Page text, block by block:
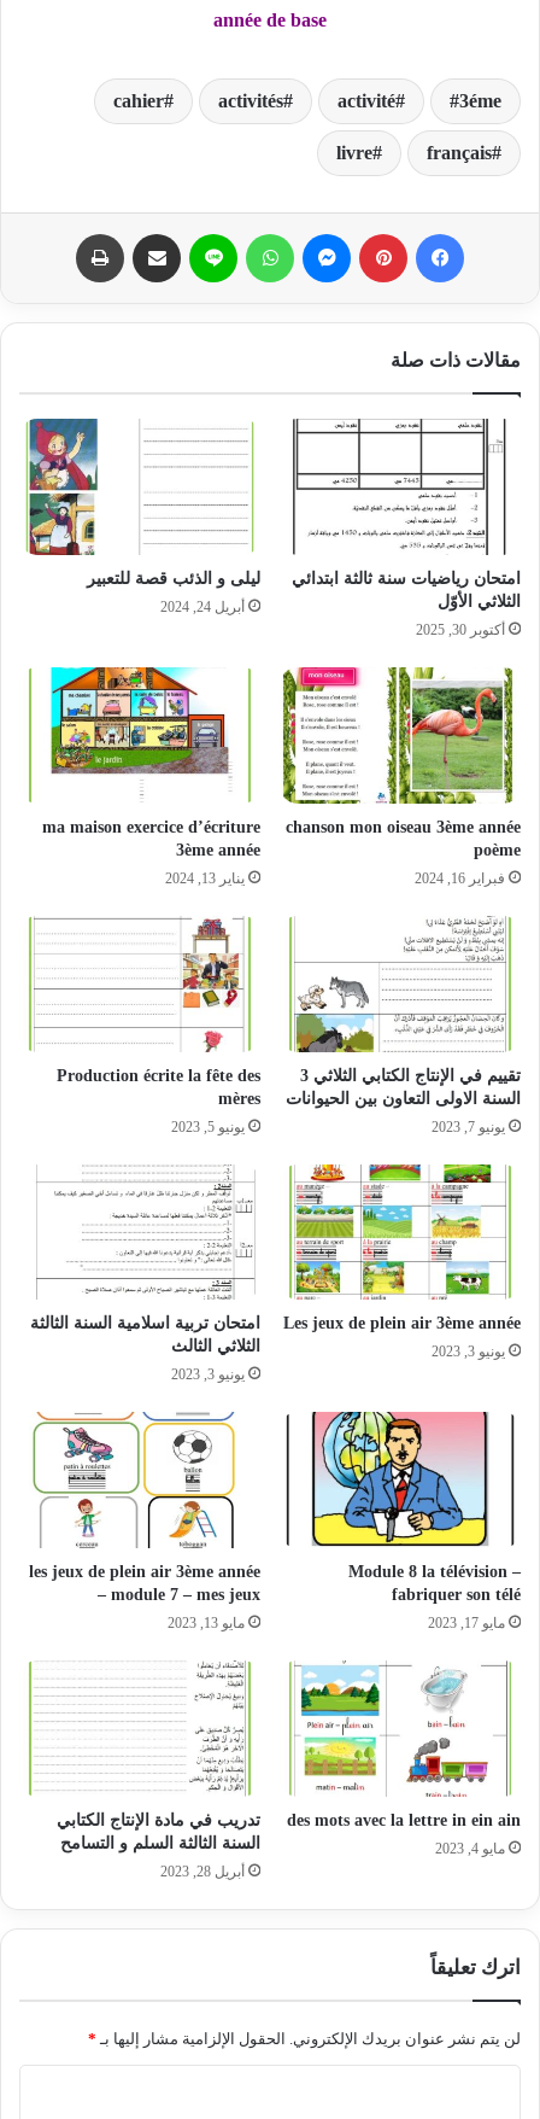
année de base
3éme
activité
activités
cahier
français
livre
مقالات ذات صلة
امتحان رياضيات سنة ثالثة ابتدائي
الثلاثي الأوّل‎
أكتوبر 30, 2025
ليلى و الذئب قصة للتعبير
أبريل 24, 2024
chanson mon oiseau 3ème année
poème
فبراير 16, 2024
ma maison exercice d’écriture
3ème année
يناير 13, 2024
تقييم في الإنتاج الكتابي الثلاثي 3
السنة الاولى التعاون بين الحيوانات
يونيو 7, 2023
Production écrite la fête des
mères
يونيو 5, 2023
Les jeux de plein air 3ème année
يونيو 3, 2023
امتحان تربية اسلامية السنة الثالثة
الثلاثي الثالث
يونيو 3, 2023
Module 8 la télévision –
fabriquer son télé
مايو 17, 2023
les jeux de plein air 3ème année
– module 7 – mes jeux
مايو 13, 2023
des mots avec la lettre in ein ain
مايو 4, 2023
تدريب في مادة الإنتاج الكتابي
السنة الثالثة السلم و التسامح
أبريل 28, 2023
اترك تعليقاً
لن يتم نشر عنوان بريدك الإلكتروني. الحقول الإلزامية مشار إليها بـ *